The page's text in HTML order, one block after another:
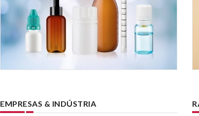
EMPRESAS & INDÚSTRIA